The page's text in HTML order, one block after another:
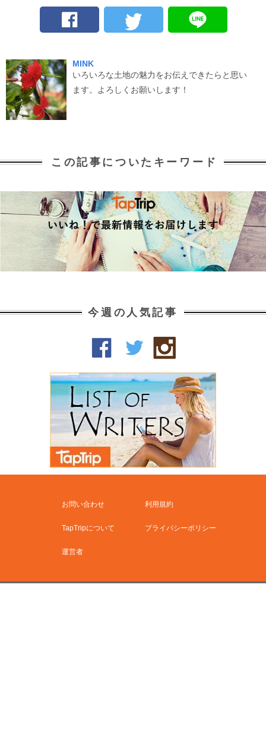
MINK
いろいろな土地の魅力をお伝えできたらと思い
ます。よろしくお願いします！
この記事についたキーワード
今週の人気記事
お問い合わせ 利用規約
TapTripについて プライバシーポリシー
運営者